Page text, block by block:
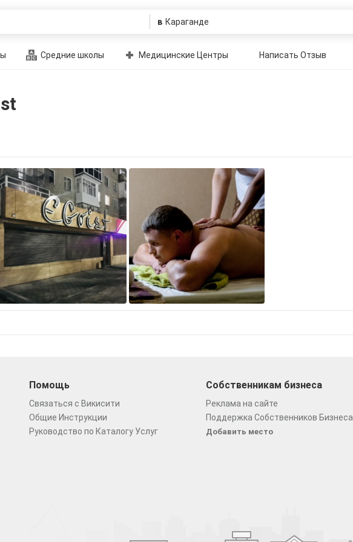
в
Средние школы Медицинские Центры Написать Отзыв
Помощь
Связаться с Викисити
Общие Инструкции
Руководство по Каталогу Услуг
Собственникам бизнеса
Реклама на сайте
Поддержка Собственников Бизнеса
Добавить место